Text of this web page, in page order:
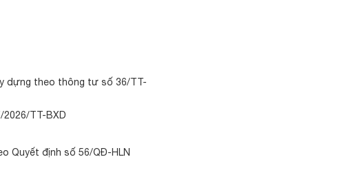
dựng theo thông tư số 36/TT-
TT-BXD
Quyết định số 56/QĐ-HLN